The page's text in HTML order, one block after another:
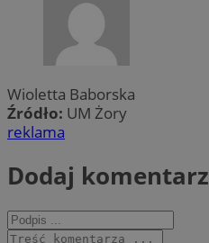
Wioletta Baborska
Źródło: UM Żory
reklama
Dodaj komentarz